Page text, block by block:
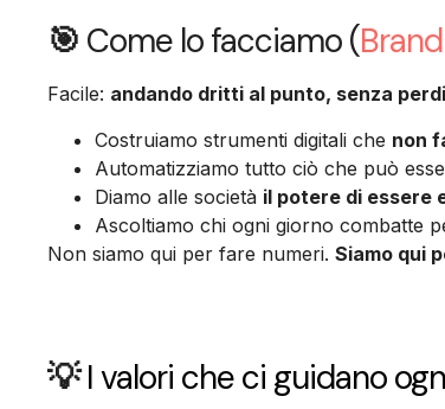
🎯 Come lo facciamo (
Facile: andando dritti al punto, senza
Costruiamo strumenti digitali che non
Automatizziamo tutto ciò che può
Diamo alle società il potere di essere
Ascoltiamo chi ogni giorno combatte
Non siamo qui per fare numeri. Siamo qui
💡I valori che ci guidano